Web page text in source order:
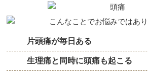
片頭痛が毎日ある
生理痛と同時に頭痛も起こる